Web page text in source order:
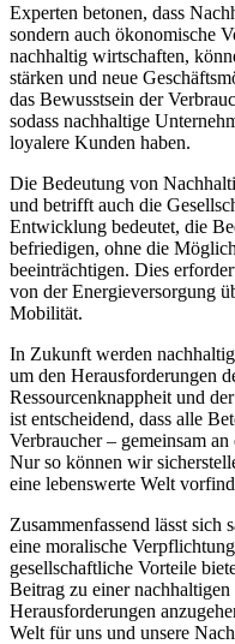
Experten betonen, dass
sondern auch ökonomische
nachhaltig wirtschaften,
stärken und neue
das Bewusstsein der
sodass nachhaltige
loyalere Kunden haben.
Die Bedeutung von
und betrifft auch die
Entwicklung bedeutet, die
befriedigen, ohne die
beeinträchtigen. Dies
von der Energieversorgung
Mobilität.
In Zukunft werden
um den Herausforderungen
Ressourcenknappheit und
ist entscheidend, dass alle
Verbraucher – gemeinsam
Nur so können wir
eine lebenswerte Welt
Zusammenfassend lässt sich
eine moralische
gesellschaftliche Vorteile
Beitrag zu einer
Herausforderungen
Welt für uns und unsere